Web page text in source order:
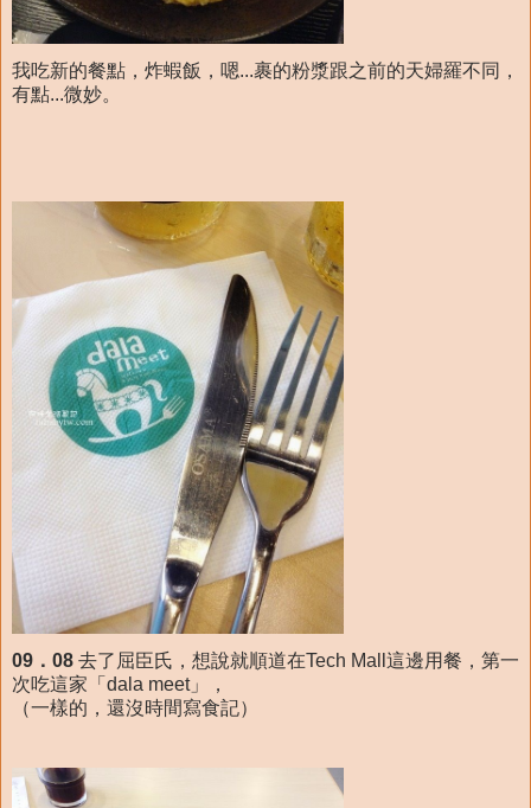
我吃新的餐點，炸蝦飯，嗯...裹的粉漿跟之前的天婦羅不同，
有點...微妙。
09．08 去了屈臣氏，想說就順道在Tech Mall這邊用餐，第一
次吃這家「dala meet」，
（一樣的，還沒時間寫食記）